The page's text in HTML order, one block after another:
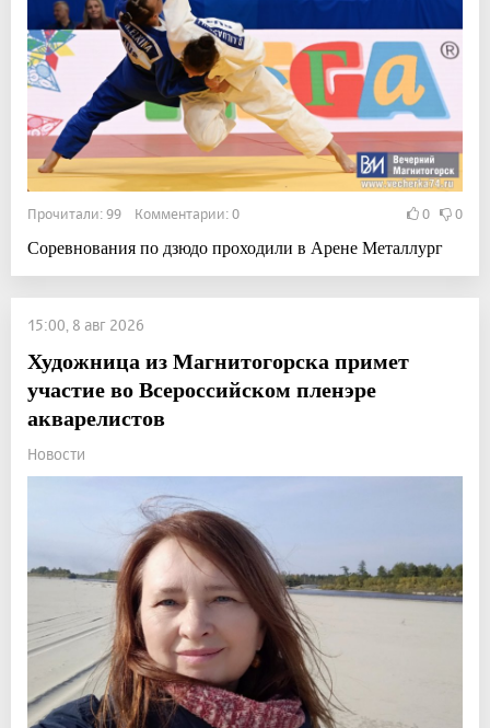
Прочитали: 99 Комментарии: 0 0 0
Соревнования по дзюдо проходили в Арене Металлург
15:00, 8 авг 2026
Художница из Магнитогорска примет
участие во Всероссийском пленэре
акварелистов
Новости